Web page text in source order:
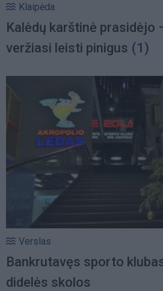
Klaipėda
Kalėdų karštinė prasidėjo
veržiasi leisti pinigus (1)
Verslas
Bankrutavęs sporto
didelės skolos